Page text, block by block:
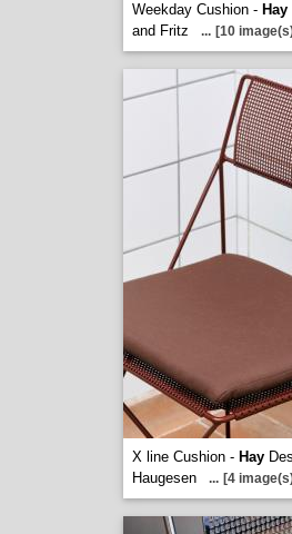
Weekday Cushion - Hay
and Fritz
... [10
X line Cushion - Hay
Haugesen
... [4